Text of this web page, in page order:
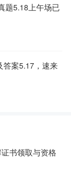
题5.18上午场已
答案5.17，速来
书领取与资格